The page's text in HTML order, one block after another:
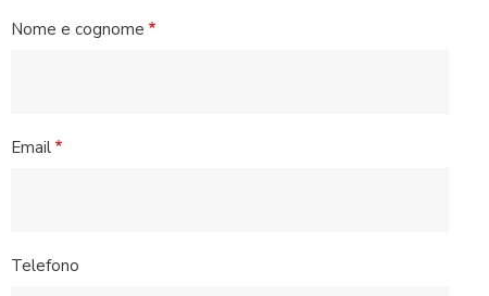
Nome e cognome
Email
Telefono